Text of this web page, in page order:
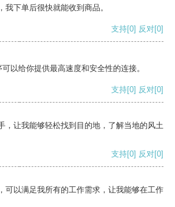
我下单后很快就能收到商品。
支持[0] 反对[0]
以给你提供最高速度和安全性的连接。
支持[0] 反对[0]
，让我能够轻松找到目的地，了解当地的风土
支持[0] 反对[0]
可以满足我所有的工作需求，让我能够在工作